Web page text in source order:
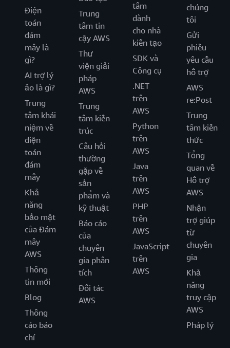
Điện
toán
đám
mây là
gì?
AI trợ lý
ảo là gì?
Trung
tâm khái
niệm về
điện
toán
đám
mây
Khả
năng
bảo mật
của Đám
mây
AWS
Thông
tin mới
Blog
Thông
cáo báo
chí
Trung
tâm tin
cậy AWS
Thư
viện giải
pháp
AWS
Trung
tâm kiến
trúc
Câu hỏi
thường
gặp về
sản
phẩm và
kỹ thuật
Báo cáo
của
chuyên
gia phân
tích
Đối tác
AWS
tâm
dành
cho nhà
kiến tạo
SDK và
Công cụ
.NET
trên
AWS
Python
trên
AWS
Java
trên
AWS
PHP
trên
AWS
JavaScript
trên
AWS
chúng
tôi
Gửi
phiếu
yêu cầu
hỗ trợ
AWS
re:Post
Trung
tâm kiến
thức
Tổng
quan về
Hỗ trợ
AWS
Nhận
trợ giúp
từ
chuyên
gia
Khả
năng
truy cập
AWS
Pháp lý